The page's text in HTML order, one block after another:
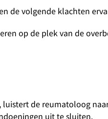
de volgende klachten
op de plek van de
de reumatoloog
uit te sluiten.